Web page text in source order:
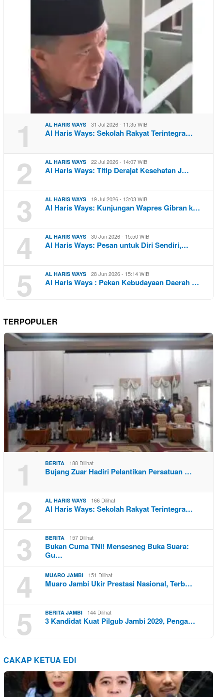
1 AL HARIS WAYS 31 Jul 2026 - 11:35 WIB
Al Haris Ways: Sekolah Rakyat Terintegra…
2 AL HARIS WAYS 22 Jul 2026 - 14:07 WIB
Al Haris Ways: Titip Derajat Kesehatan J…
3 AL HARIS WAYS 19 Jul 2026 - 13:03 WIB
Al Haris Ways: Kunjungan Wapres Gibran k…
4 AL HARIS WAYS 30 Jun 2026 - 15:50 WIB
Al Haris Ways: Pesan untuk Diri Sendiri,…
5 AL HARIS WAYS 28 Jun 2026 - 15:14 WIB
Al Haris Ways : Pekan Kebudayaan Daerah …
TERPOPULER
1 BERITA 188 Dilihat
Bujang Zuar Hadiri Pelantikan Persatuan …
2 AL HARIS WAYS 166 Dilihat
Al Haris Ways: Sekolah Rakyat Terintegra…
3 BERITA 157 Dilihat
Bukan Cuma TNI! Mensesneg Buka Suara:
Gu…
4 MUARO JAMBI 151 Dilihat
Muaro Jambi Ukir Prestasi Nasional, Terb…
5 BERITA JAMBI 144 Dilihat
3 Kandidat Kuat Pilgub Jambi 2029, Penga…
CAKAP KETUA EDI